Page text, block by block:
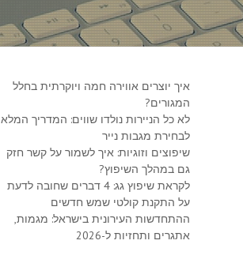
איך יוצרים אווירה חמה ויוקרתית בחלל
המגורים?
לא כל הניירות נולדו שווים: המדריך המלא
לבחירת מגבות נייר
שיפוצים וזוגיות: איך לשמור על קשר חזק
גם במהלך השיפוץ?
לקראת שיפוץ גג: 4 דברים שחובה לדעת
על התקנת קולטי שמש חדשים
ההתחדשות העירונית בישראל: מגמות,
אתגרים ותחזיות ל-2026